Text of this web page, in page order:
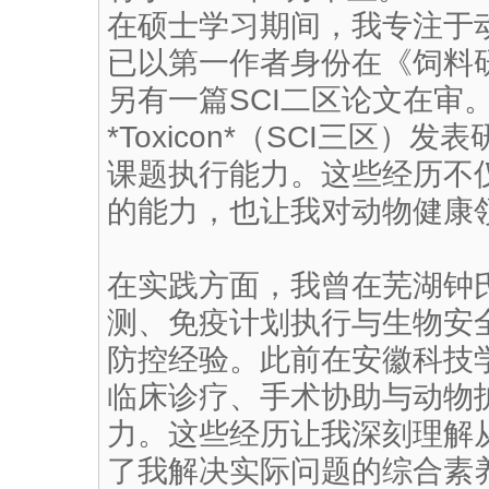
在硕士学习期间，我专注于
已以第一作者身份在《饲
另有一篇SCI二区论文在审
*Toxicon*（SCI三区）发表
课题执行能力。这些经历不
的能力，也让我对动物健
在实践方面，我曾在芜湖钟
测、免疫计划执行与生物安
防控经验。此前在安徽科
临床诊疗、手术协助与动
力。这些经历让我深刻理
了我解决实际问题的综合素